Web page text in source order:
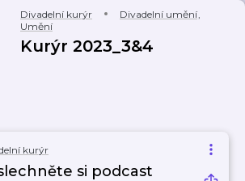
Divadelní kurýr Divadelní umění,
Umění
Kurýr 2023_3&4
kurýr
si podcast